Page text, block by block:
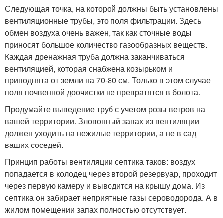
Следующая точка, на которой должны быть установлены
вентиляционные трубы, это поля фильтрации. Здесь
обмен воздуха очень важен, так как сточные воды
приносят большое количество газообразных веществ.
Каждая дренажная труба должна заканчиваться
вентиляцией, которая снабжена козырьком и
приподнята от земли на 70-80 см. Только в этом случае
поля почвенной доочистки не превратятся в болота.
Продумайте выведение труб с учетом розы ветров на
вашей территории. Зловонный запах из вентиляции
должен уходить на нежилые территории, а не в сад
ваших соседей.
Принцип работы вентиляции септика таков: воздух
попадается в колодец через второй резервуар, проходит
через первую камеру и выводится на крышу дома. Из
септика он забирает неприятные газы сероводорода. А в
жилом помещении запах полностью отсутствует.